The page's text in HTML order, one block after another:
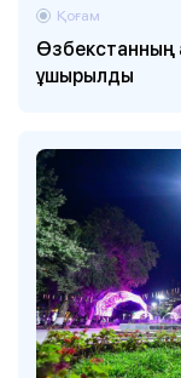
Өзбекстанның
ұшырылды
Қоғам